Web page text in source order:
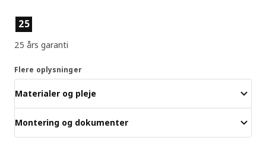
Produktfunktioner
25
25 års garanti
Flere oplysninger
Materialer og pleje
Montering og dokumenter